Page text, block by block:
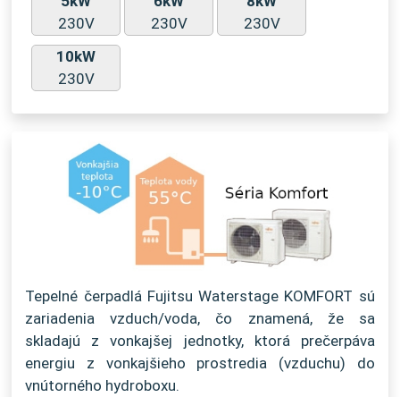
230V
230V
230V
10kW
230V
Tepelné čerpadlá Fujitsu Waterstage KOMFORT sú
zariadenia vzduch/voda, čo znamená, že sa
skladajú z vonkajšej jednotky, ktorá prečerpáva
energiu z vonkajšieho prostredia (vzduchu) do
vnútorného hydroboxu.